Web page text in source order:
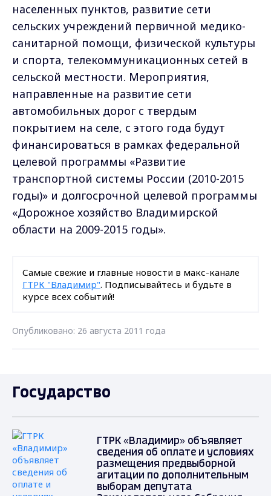
населенных пунктов, развитие сети
сельских учреждений первичной медико-
санитарной помощи, физической культуры
и спорта, телекоммуникационных сетей в
сельской местности. Мероприятия,
направленные на развитие сети
автомобильных дорог с твердым
покрытием на селе, с этого года будут
финансироваться в рамках федеральной
целевой программы «Развитие
транспортной системы России (2010-2015
годы)» и долгосрочной целевой программы
«Дорожное хозяйство Владимирской
области на 2009-2015 годы».
Самые свежие и главные новости в макс-канале
ГТРК "Владимир". Подписывайтесь и будьте в
курсе всех событий!
Опубликовано: 26 августа 2011 года
Государство
ГТРК «Владимир» объявляет
сведения об оплате и условиях
размещения предвыборной
агитации по дополнительным
выборам депутата